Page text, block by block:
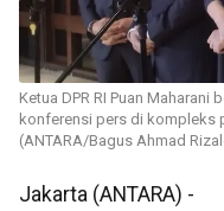
Ketua DPR RI Puan Maharani
konferensi pers di kompleks
(ANTARA/Bagus Ahmad
Jakarta (ANTARA) -